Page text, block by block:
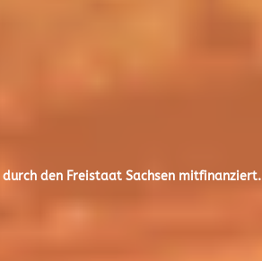
den Freistaat Sachsen mitfinanziert.